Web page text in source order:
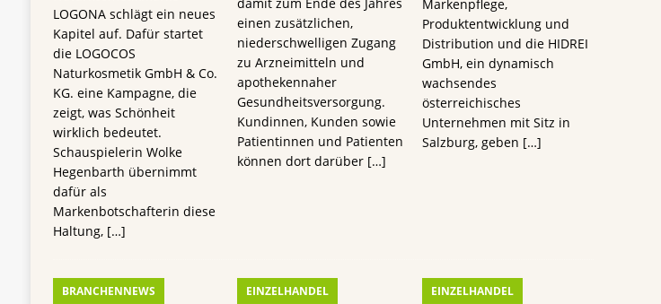
LOGONA schlägt ein neues
Kapitel auf. Dafür startet
die LOGOCOS
Naturkosmetik GmbH & Co.
KG. eine Kampagne, die
zeigt, was Schönheit
wirklich bedeutet.
Schauspielerin Wolke
Hegenbarth übernimmt
dafür als
Markenbotschafterin diese
Haltung, […]
einen zusätzlichen,
niederschwelligen Zugang
zu Arzneimitteln und
apothekennaher
Gesundheitsversorgung.
Kundinnen, Kunden sowie
Patientinnen und Patienten
können dort darüber […]
Markenpflege,
Produktentwicklung und
Distribution und die HIDREI
GmbH, ein dynamisch
wachsendes
österreichisches
Unternehmen mit Sitz in
Salzburg, geben […]
BRANCHENNEWS EINZELHANDEL EINZELHANDEL